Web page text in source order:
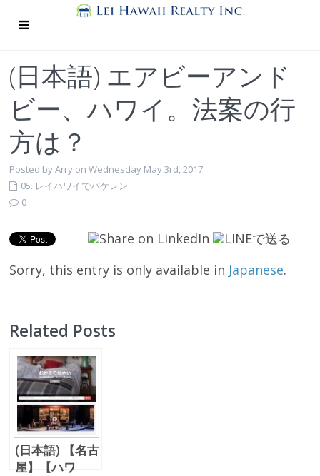
(日本語) エアビーアンド
ビー、ハワイ。法案の行
方は？
Posted by Arry on Wednesday May 3rd, 2017
05. レイハワイでバケレン
0
Sorry, this entry is only available in Japanese.
Related Posts
(日本語) 【名古
屋】【ハワ